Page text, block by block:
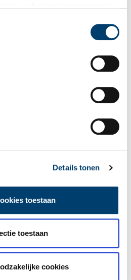
Details tonen
toestaan
toestaan
cookies
heeft het
vanaf 2006 – na vertrek van
ontstond een bijzonder fraaie
van het Verkadepaviljoen bij het
Schans (Schansend 7, Zaandam), gaat